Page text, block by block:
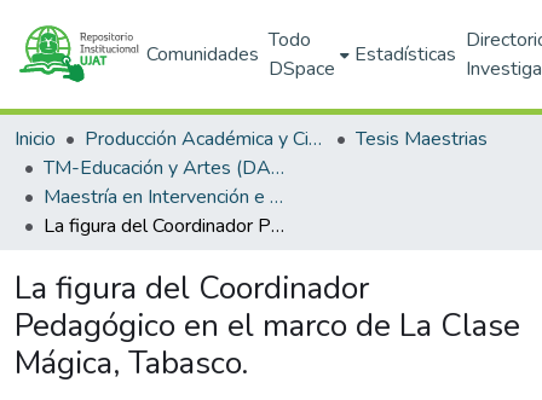
Comunidades
Todo
DSpace
Estadísticas
Inicio Producción Académica y Científica
Tesis Maestrias
TM-Educación y Artes (DAEA)
Maestría en Intervención e Innovación de la Práctica Educativa (SNP)
La figura del Coordinador Pedagógico en el marco de La Clase Mágica, Tabasco.
La figura del Coordinador
Pedagógico en el marco de La Clase
Mágica, Tabasco.